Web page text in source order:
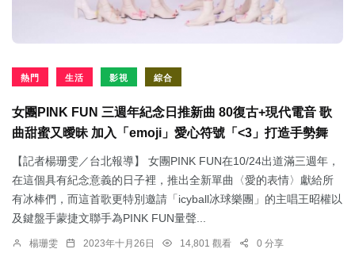
熱門 生活 影視 綜合
女團PINK FUN 三週年紀念日推新曲 80復古+現代電音 歌
曲甜蜜又曖昧 加入「emoji」愛心符號「<3」打造手勢舞
【記者楊珊雯／台北報導】 女團PINK FUN在10/24出道滿三週年，
在這個具有紀念意義的日子裡，推出全新單曲〈愛的表情〉獻給所
有冰棒們，而這首歌更特別邀請「icyball冰球樂團」的主唱王昭權以
及鍵盤手蒙捷文聯手為PINK FUN量聲...
楊珊雯 2023年十月26日 14,801 觀看 0 分享